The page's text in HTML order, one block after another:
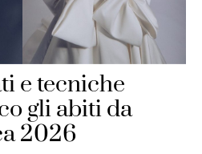
e tecniche
gli abiti da
2026